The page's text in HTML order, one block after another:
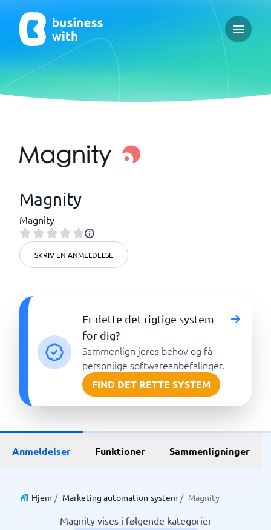
Open
Magnity
Magnity
SKRIV EN ANMELDELSE
Er dette det rigtige system
for dig?
Sammenlign jeres behov og få
personlige softwareanbefalinger.
FIND DET RETTE SYSTEM
Anmeldelser Funktioner Sammenligninger
Hjem / Marketing automation-system / Magnity
Magnity vises i følgende kategorier